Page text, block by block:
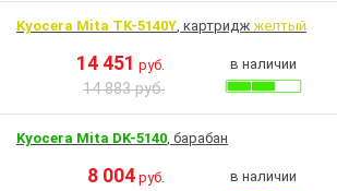
Kyocera Mita TK-5140Y, картридж желтый
14 451 руб.
14 883 руб.
в наличии
Kyocera Mita DK-5140, барабан
8 004 руб. в наличии